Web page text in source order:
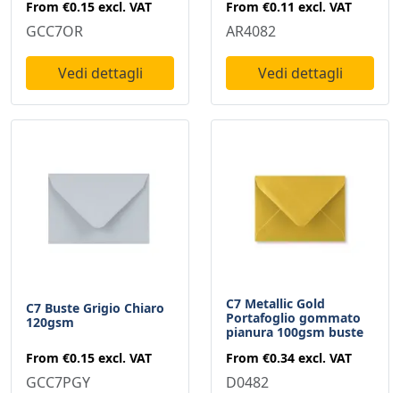
From €0.15 excl. VAT
GCC7OR
Vedi dettagli
From €0.11 excl. VAT
AR4082
Vedi dettagli
C7 Buste Grigio Chiaro
120gsm
From €0.15 excl. VAT
GCC7PGY
C7 Metallic Gold
Portafoglio gommato
pianura 100gsm buste
From €0.34 excl. VAT
D0482